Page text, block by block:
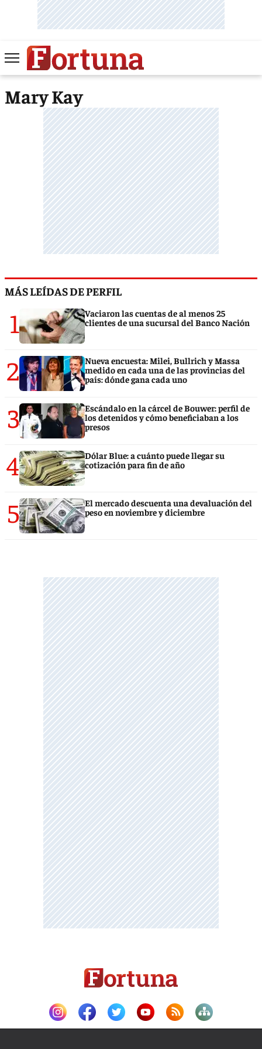
Mary Kay
MÁS LEÍDAS DE PERFIL
1
Vaciaron las cuentas de al menos 25
clientes de una sucursal del Banco Nación
2
Nueva encuesta: Milei, Bullrich y Massa
medido en cada una de las provincias del
país: dónde gana cada uno
3
Escándalo en la cárcel de Bouwer: perfil de
los detenidos y cómo beneficiaban a los
presos
4
Dólar Blue: a cuánto puede llegar su
cotización para fin de año
5
El mercado descuenta una devaluación del
peso en noviembre y diciembre